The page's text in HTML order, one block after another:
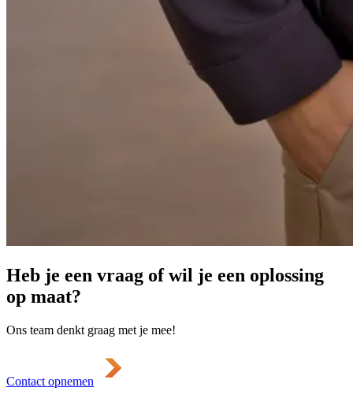
Heb je een vraag of wil je een oplossing
op maat?
Ons team denkt graag met je mee!
Contact opnemen